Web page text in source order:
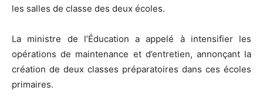
les salles de classe des deux écoles.
La ministre de l’Éducation a appelé à intensifier les
opérations de maintenance et d’entretien, annonçant la
création de deux classes préparatoires dans ces écoles
primaires.